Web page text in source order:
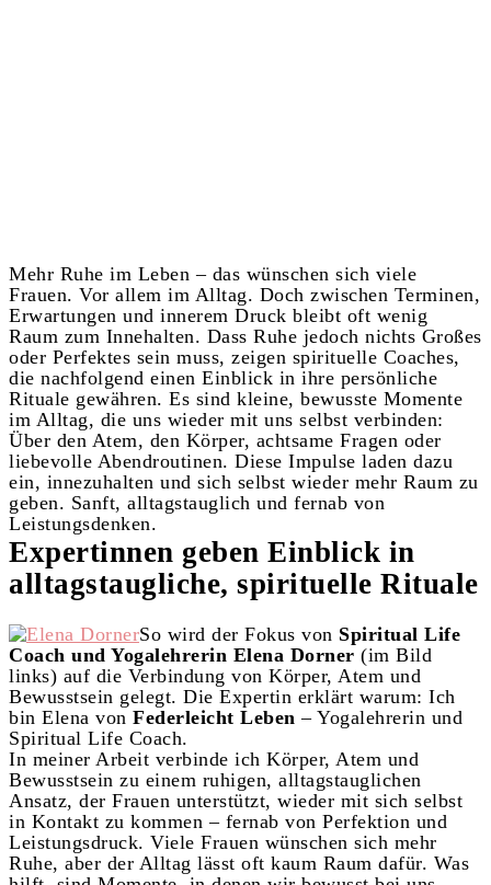
Mehr Ruhe im Leben – das wünschen sich viele
Frauen. Vor allem im Alltag. Doch zwischen Terminen,
Erwartungen und innerem Druck bleibt oft wenig
Raum zum Innehalten. Dass Ruhe jedoch nichts Großes
oder Perfektes sein muss, zeigen spirituelle Coaches,
die nachfolgend einen Einblick in ihre persönliche
Rituale gewähren. Es sind kleine, bewusste Momente
im Alltag, die uns wieder mit uns selbst verbinden:
Über den Atem, den Körper, achtsame Fragen oder
liebevolle Abendroutinen. Diese Impulse laden dazu
ein, innezuhalten und sich selbst wieder mehr Raum zu
geben. Sanft, alltagstauglich und fernab von
Leistungsdenken.
Expertinnen geben Einblick in
alltagstaugliche, spirituelle Rituale
So wird der Fokus von Spiritual Life
Coach und Yogalehrerin Elena Dorner (im Bild
links) auf die Verbindung von Körper, Atem und
Bewusstsein gelegt. Die Expertin erklärt warum: Ich
bin Elena von Federleicht Leben – Yogalehrerin und
Spiritual Life Coach.
In meiner Arbeit verbinde ich Körper, Atem und
Bewusstsein zu einem ruhigen, alltagstauglichen
Ansatz, der Frauen unterstützt, wieder mit sich selbst
in Kontakt zu kommen – fernab von Perfektion und
Leistungsdruck. Viele Frauen wünschen sich mehr
Ruhe, aber der Alltag lässt oft kaum Raum dafür. Was